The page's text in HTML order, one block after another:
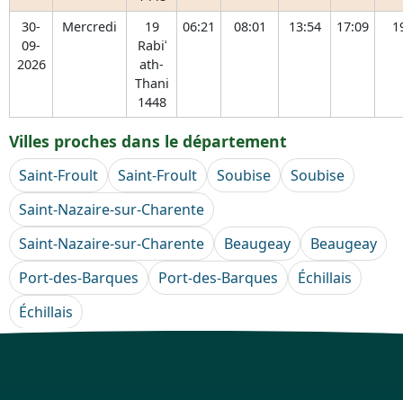
30-
09-
2026
Mercredi
19
Rabiʿ
ath-
Thani
1448
06:21 08:01 13:54 17:09
Villes proches dans le département
Saint-Froult Saint-Froult Soubise
Soubise
Saint-Nazaire-sur-Charente
Saint-Nazaire-sur-Charente
Beaugeay
Beaugeay
Port-des-Barques
Port-des-Barques
Échillais
Échillais